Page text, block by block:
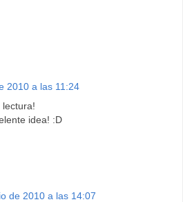
2010 a las 11:24
lectura!
idea! :D
de 2010 a las 14:07